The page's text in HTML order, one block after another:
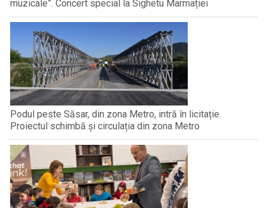
muzicale”. Concert special la Sighetu Marmației
Podul peste Săsar, din zona Metro, intră în licitație.
Proiectul schimbă și circulația din zona Metro